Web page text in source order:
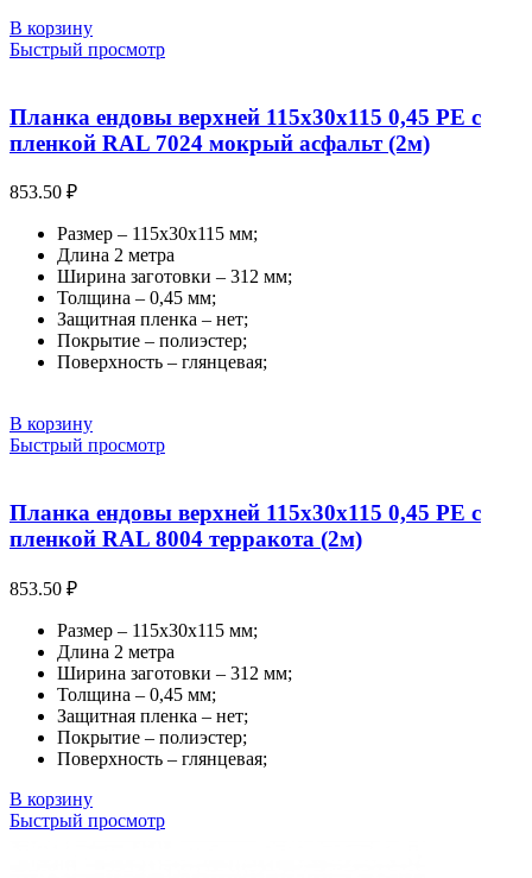
В корзину
Быстрый просмотр
Планка ендовы верхней 115х30х115 0,45 PE с
пленкой RAL 7024 мокрый асфальт (2м)
853.50 ₽
Размер – 115х30х115 мм;
Длина 2 метра
Ширина заготовки – 312 мм;
Толщина – 0,45 мм;
Защитная пленка – нет;
Покрытие – полиэстер;
Поверхность – глянцевая;
В корзину
Быстрый просмотр
Планка ендовы верхней 115х30х115 0,45 PE с
пленкой RAL 8004 терракота (2м)
853.50 ₽
Размер – 115х30х115 мм;
Длина 2 метра
Ширина заготовки – 312 мм;
Толщина – 0,45 мм;
Защитная пленка – нет;
Покрытие – полиэстер;
Поверхность – глянцевая;
В корзину
Быстрый просмотр